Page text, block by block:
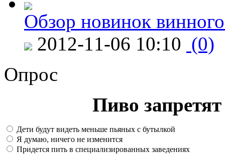
Обзор новинок
2012-11-06 10:10 (0)
Опрос
Пиво
Дети будут видеть меньше пьяных с бутылкой
Я думаю, ничего не изменится
Придется пить в специализированных заведениях